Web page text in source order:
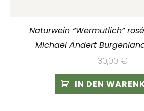
Naturwein “Wermutlich”
Michael Andert
30,00 €
IN DEN